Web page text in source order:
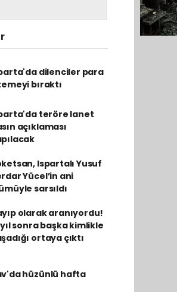
dilenciler para
bıraktı
teröre lanet
açıklaması
Ispartalı Yusuf
Yücel’in ani
sarsıldı
olarak aranıyordu!
yıl sonra başka kimlikle
ortaya çıktı
hüzünlü hafta